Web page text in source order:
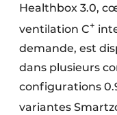
Healthbox 3.0,
ventilation C+
demande, est
dans plusieurs
configurations
variantes